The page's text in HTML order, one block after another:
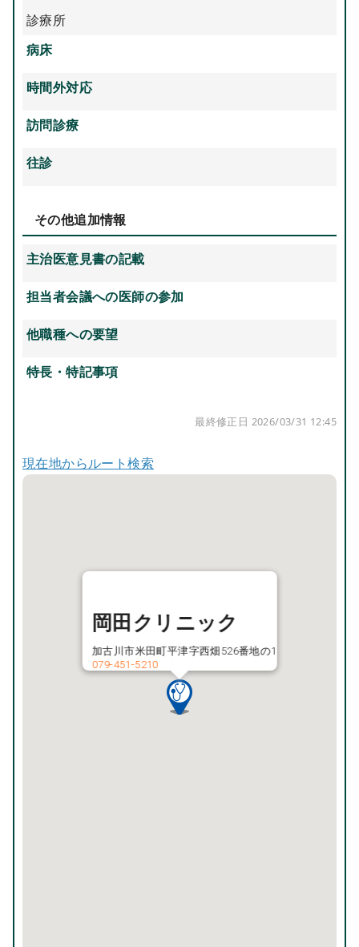
診療所
病床
時間外対応
訪問診療
往診
その他追加情報
主治医意見書の記載
担当者会議への医師の参加
他職種への要望
特長・特記事項
最終修正日 2026/03/31 12:45
現在地からルート検索
岡田クリニック
加古川市米田町平津字西畑526番地の1
079-451-5210